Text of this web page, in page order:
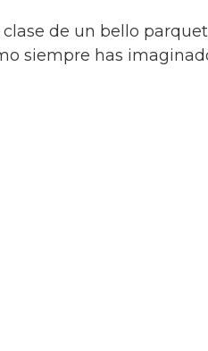
de un bello
siempre has